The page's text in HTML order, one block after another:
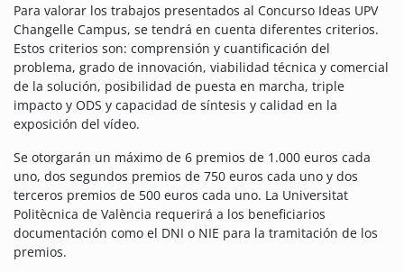
Para valorar los trabajos presentados al Concurso Ideas UPV
Changelle Campus, se tendrá en cuenta diferentes criterios.
Estos criterios son: comprensión y cuantificación del
problema, grado de innovación, viabilidad técnica y comercial
de la solución, posibilidad de puesta en marcha, triple
impacto y ODS y capacidad de síntesis y calidad en la
exposición del vídeo.
Se otorgarán un máximo de 6 premios de 1.000 euros cada
uno, dos segundos premios de 750 euros cada uno y dos
terceros premios de 500 euros cada uno. La Universitat
Politècnica de València requerirá a los beneficiarios
documentación como el DNI o NIE para la tramitación de los
premios.